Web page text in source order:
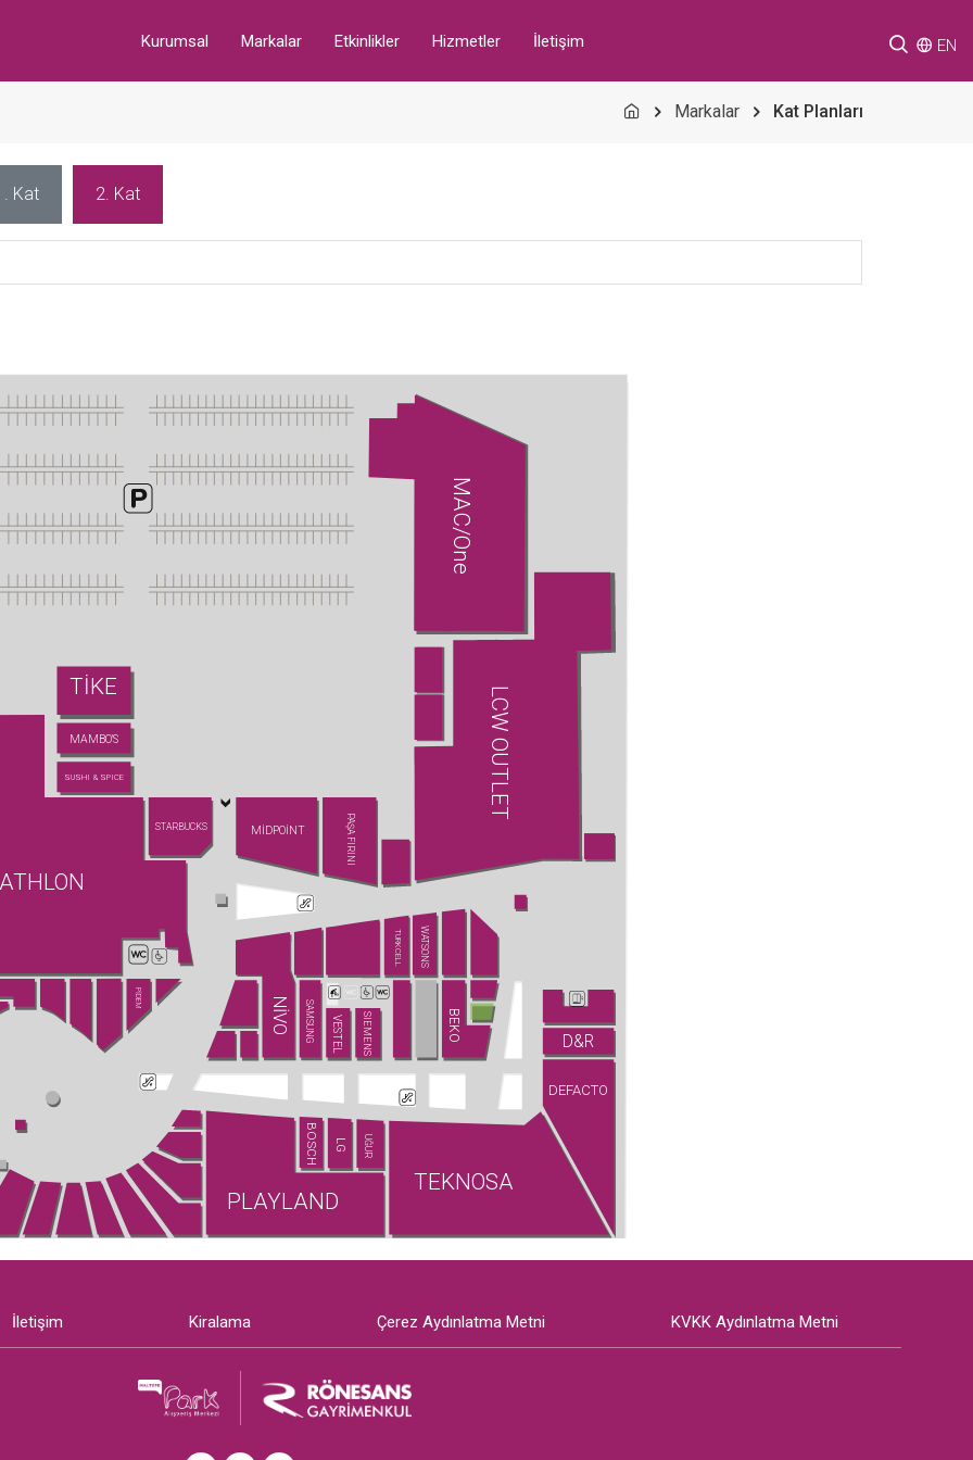
Kurumsal Markalar Etkinlikler Hizmetler İletişim EN
Markalar Kat Planları
Kat 2. Kat
BEKO
BOSCH
D&R
LG
NİVO
PİDEM
PLAYLAND
SAMSUNG SIEMENS
STARBUCKS
TEKNOSA
TURKCELL
UĞUR
VESTEL
WATSONS
LCW OUTLET
DEFACTO
TİKE
MAMBO'S
MİDPOİNT
MAC/One
PAŞA FIRINI
SUSHI & SPICE
İletişim Kiralama Çerez Aydınlatma Metni KVKK Aydınlatma Metni